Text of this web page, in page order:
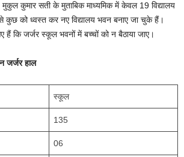
मुकुल कुमार सती के मुताबिक माध्यमिक में केवल 19 विद्यालय
को ध्वस्त कर नए विद्यालय भवन बनाए जा चुके हैं।
हैं कि जर्जर स्कूल भवनों में बच्चों को न बैठाया जाए।
जर्जर हाल
स्कूल
135
06